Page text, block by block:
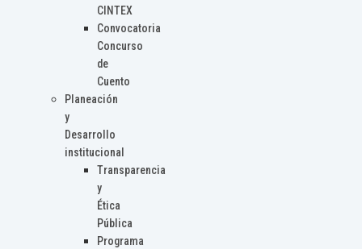
CINTEX
Convocatoria
Concurso
de
Cuento
Planeación
y
Desarrollo
institucional
Transparencia
y
Ética
Pública
Programa